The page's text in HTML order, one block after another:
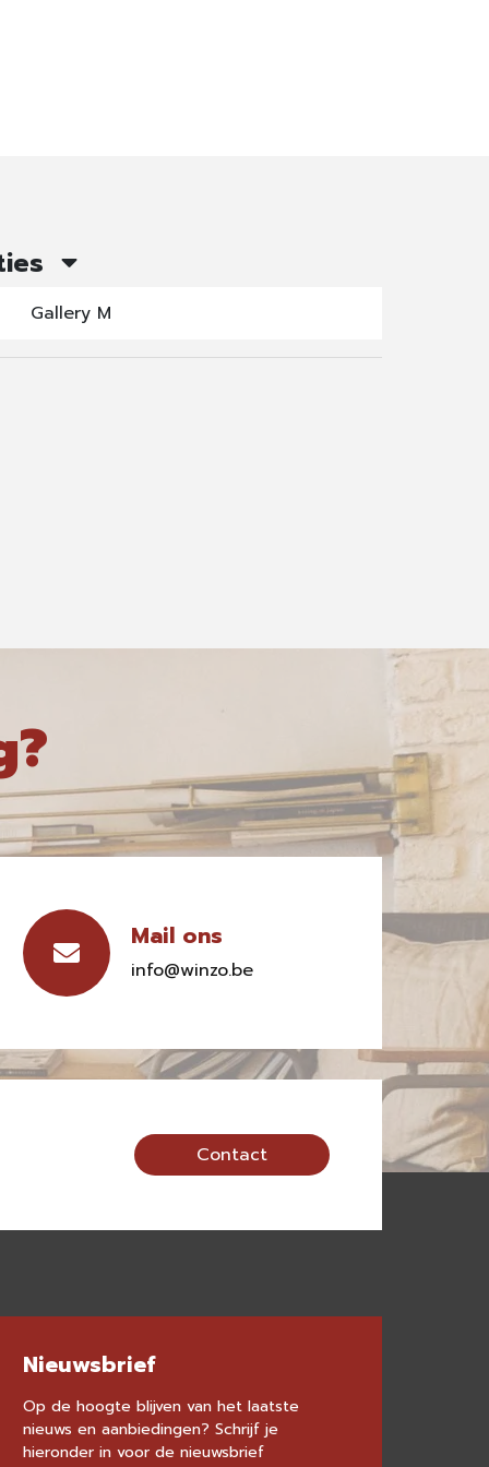
Gallery M
Mail ons
info@winzo.be
Contact
Nieuwsbrief
Op de hoogte blijven van het laatste
nieuws en aanbiedingen? Schrijf je
hieronder in voor de nieuwsbrief